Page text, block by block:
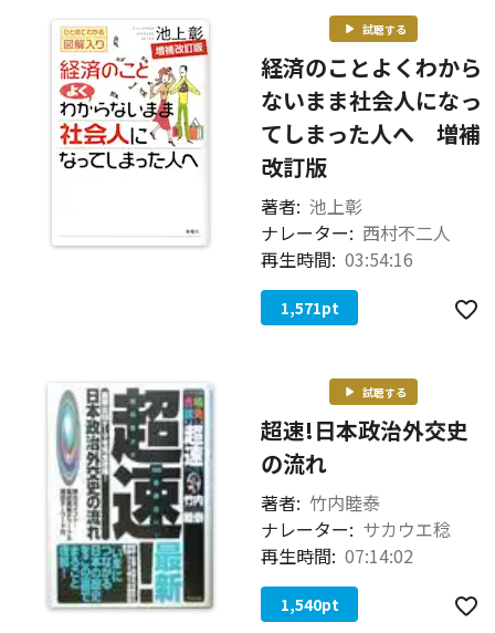
試聴する
経済のことよくわから
ないまま社会人になっ
てしまった人へ 増補
改訂版
著者: 池上彰
ナレーター: 西村不二人
再生時間: 03:54:16
1,571pt
試聴する
超速!日本政治外交史
の流れ
著者: 竹内睦泰
ナレーター: サカウエ稔
再生時間: 07:14:02
1,540pt